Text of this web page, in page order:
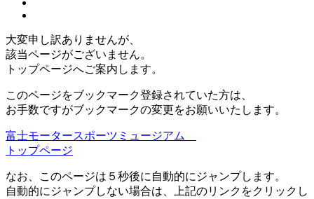
大変申し訳ありませんが、
該当ページがございません。
トップページへご案内します。
このページをブックマーク登録されていた方は、
お手数ですがブックマークの変更をお願いいたします。
富士モータースポーツミュージアム
トップページ
なお、このページは５秒後に自動的にジャンプします。
自動的にジャンプしない場合は、上記のリンクをクリックし